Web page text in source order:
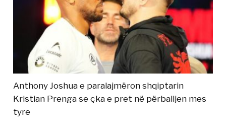
Anthony Joshua e paralajmëron shqiptarin
Kristian Prenga se çka e pret në përballjen mes
tyre